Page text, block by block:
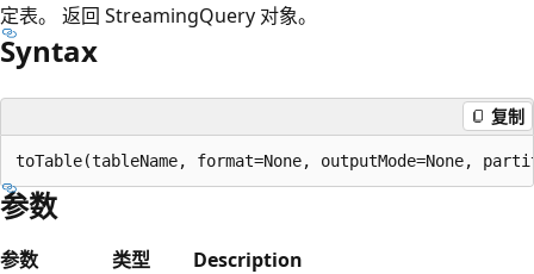
定表。 返回 StreamingQuery 对象。
Syntax
复制
参数
参数 类型 Description